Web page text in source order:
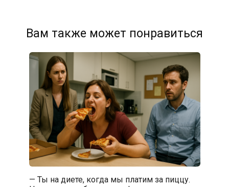
Вам также может понравиться
— Ты на диете, когда мы платим за пиццу.